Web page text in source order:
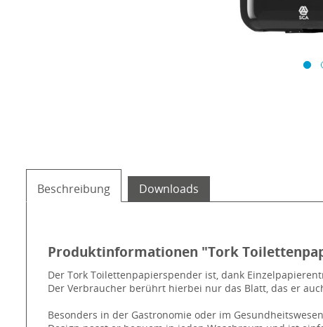
Beschreibung Downloads
Produktinformationen "Tork
Der Tork Toilettenpapierspender ist, dank
Der Verbraucher berührt hierbei nur das Blatt, das er
Besonders in der Gastronomie oder im